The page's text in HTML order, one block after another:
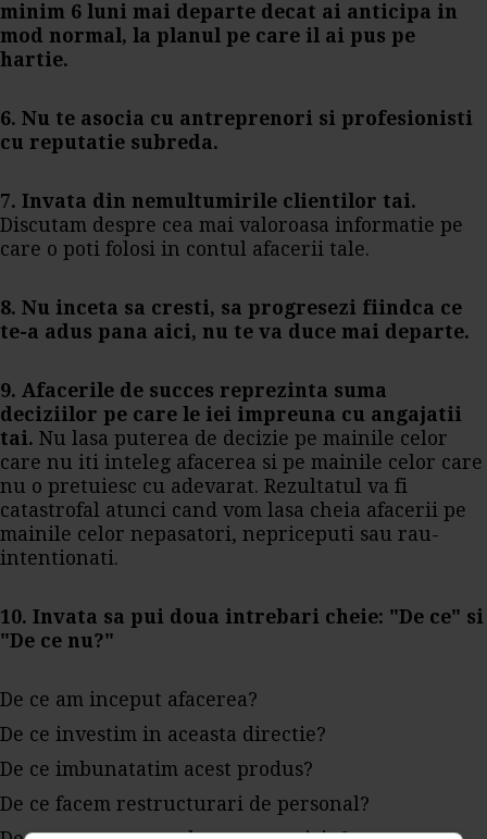
minim 6 luni mai departe decat ai anticipa in
mod normal, la planul pe care il ai pus pe
hartie.
6. Nu te asocia cu antreprenori si profesionisti
cu reputatie subreda.
7. Invata din nemultumirile clientilor tai.
Discutam despre cea mai valoroasa informatie pe
care o poti folosi in contul afacerii tale.
8. Nu inceta sa cresti, sa progresezi fiindca ce
te-a adus pana aici, nu te va duce mai departe.
9. Afacerile de succes reprezinta suma
deciziilor pe care le iei impreuna cu angajatii
tai. Nu lasa puterea de decizie pe mainile celor
care nu iti inteleg afacerea si pe mainile celor care
nu o pretuiesc cu adevarat. Rezultatul va fi
catastrofal atunci cand vom lasa cheia afacerii pe
mainile celor nepasatori, nepriceputi sau rau-
intentionati.
10. Invata sa pui doua intrebari cheie: "De ce" si
"De ce nu?"
De ce am inceput afacerea?
De ce investim in aceasta directie?
De ce imbunatatim acest produs?
De ce facem restructurari de personal?